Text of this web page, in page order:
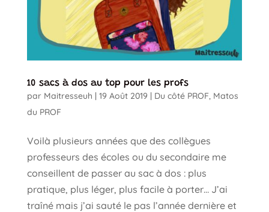
10 sacs à dos au top pour les profs
par Maitresseuh | 19 Août 2019 | Du côté PROF, Matos
du PROF
Voilà plusieurs années que des collègues
professeurs des écoles ou du secondaire me
conseillent de passer au sac à dos : plus
pratique, plus léger, plus facile à porter… J’ai
traîné mais j’ai sauté le pas l’année dernière et